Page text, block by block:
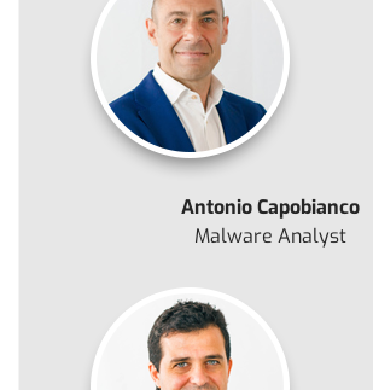
Antonio Capobianco
Malware Analyst